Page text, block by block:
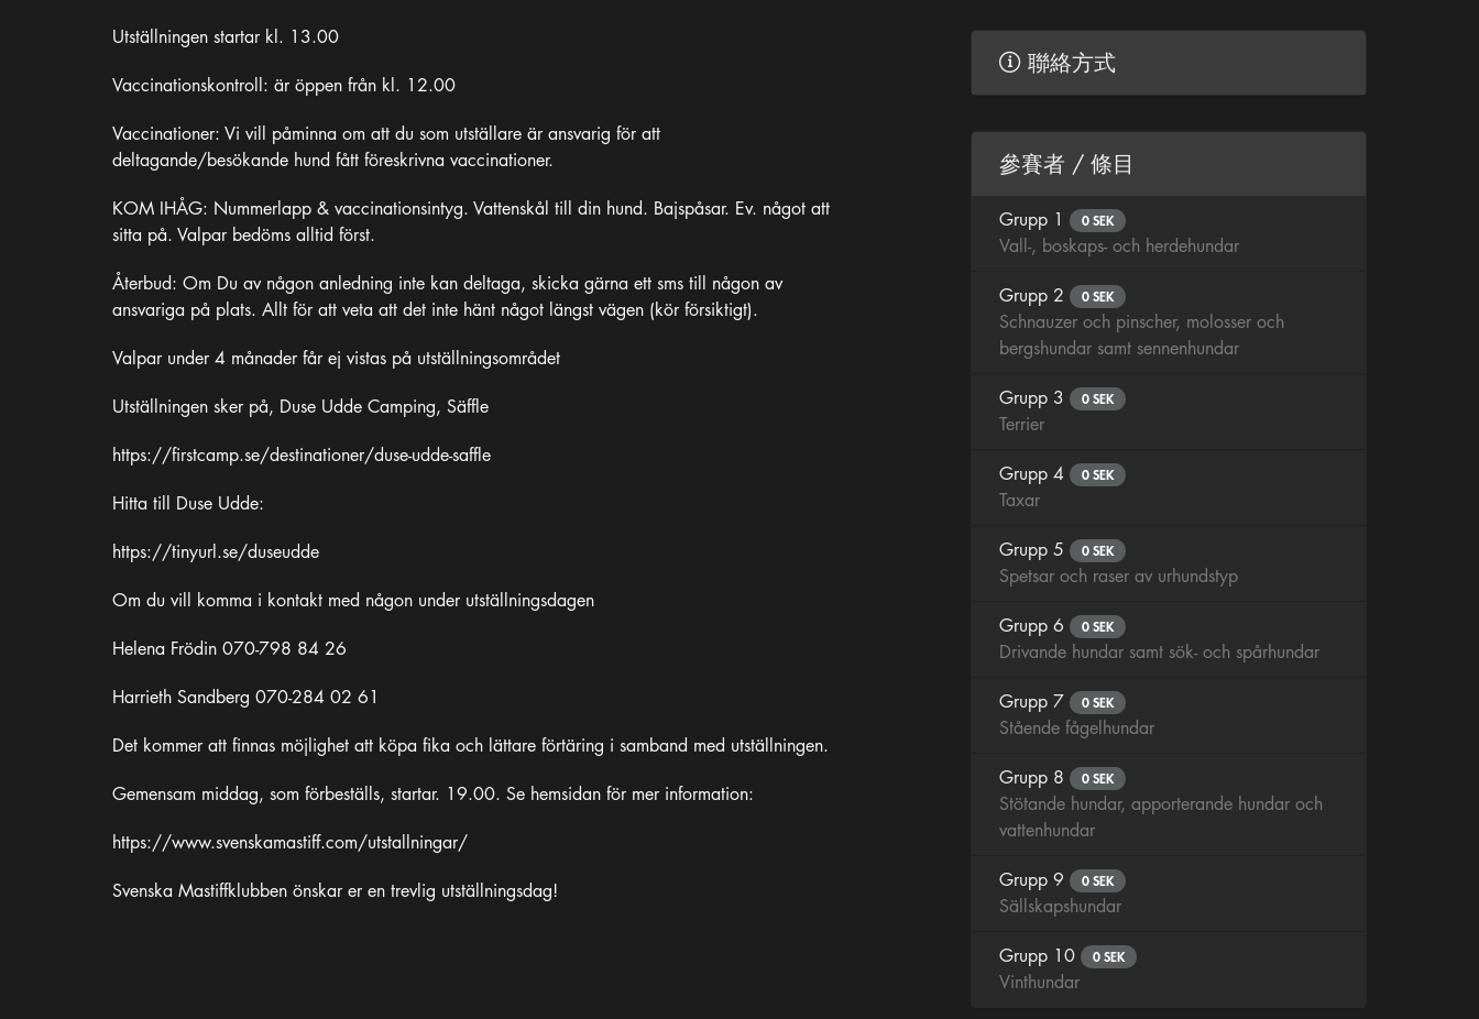
Utställningen startar kl. 13.00
Vaccinationskontroll: är öppen från kl. 12.00
Vaccinationer: Vi vill påminna om att du som utställare är ansvarig för att
deltagande/besökande hund fått föreskrivna vaccinationer.
KOM IHÅG: Nummerlapp & vaccinationsintyg. Vattenskål till din hund. Bajspåsar. Ev. något att
sitta på. Valpar bedöms alltid först.
Återbud: Om Du av någon anledning inte kan deltaga, skicka gärna ett sms till någon av
ansvariga på plats. Allt för att veta att det inte hänt något längst vägen (kör försiktigt).
Valpar under 4 månader får ej vistas på utställningsområdet
Utställningen sker på, Duse Udde Camping, Säffle
https://firstcamp.se/destinationer/duse-udde-saffle
Hitta till Duse Udde:
https://tinyurl.se/duseudde
Om du vill komma i kontakt med någon under utställningsdagen
Helena Frödin 070-798 84 26
Harrieth Sandberg 070-284 02 61
Det kommer att finnas möjlighet att köpa fika och lättare förtäring i samband med utställningen.
Gemensam middag, som förbeställs, startar. 19.00. Se hemsidan för mer information:
https://www.svenskamastiff.com/utstallningar/
Svenska Mastiffklubben önskar er en trevlig utställningsdag!
聯絡方式
參賽者 / 條目
Grupp 1 0 SEK
Vall-, boskaps- och herdehundar
Grupp 2 0 SEK
Schnauzer och pinscher, molosser och
bergshundar samt sennenhundar
Grupp 3 0 SEK
Terrier
Grupp 4 0 SEK
Taxar
Grupp 5 0 SEK
Spetsar och raser av urhundstyp
Grupp 6 0 SEK
Drivande hundar samt sök- och spårhundar
Grupp 7 0 SEK
Stående fågelhundar
Grupp 8 0 SEK
Stötande hundar, apporterande hundar och
vattenhundar
Grupp 9 0 SEK
Sällskapshundar
Grupp 10 0 SEK
Vinthundar